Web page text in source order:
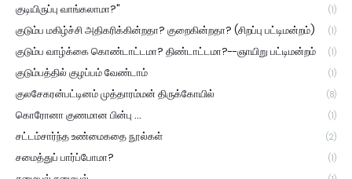
குடியிருப்பு வாங்கலாமா?" (1)
குடும்ப மகிழ்ச்சி அதிகரிக்கின்றதா? குறைகின்றதா? (சிறப்பு பட்டிமன்றம்) (1)
குடும்ப வாழ்க்கை கொண்டாட்டமா? திண்டாட்டமா?--ஞாயிறு பட்டிமன்றம் (1)
குடும்பத்தில் குழப்பம் வேண்டாம் (1)
குலசேகரன்பட்டினம் முத்தாரம்மன் திருக்கோயில் (8)
கொரோனா குணமான பின்பு ... (1)
சட்டம்சார்ந்த உண்மைகதை நூல்கள் (2)
சமைத்துப் பார்ப்போமா? (1)